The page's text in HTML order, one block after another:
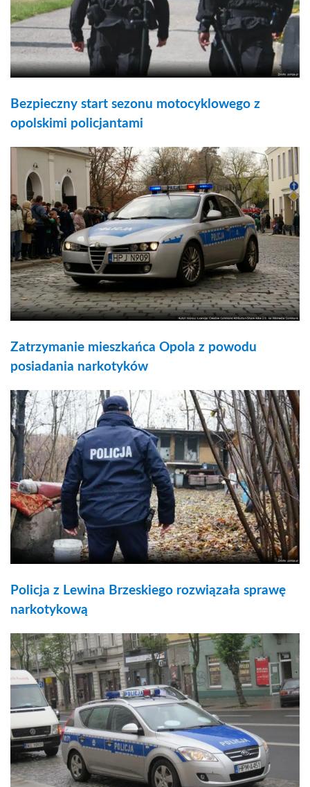
Bezpieczny start sezonu motocyklowego z
opolskimi policjantami
Zatrzymanie mieszkańca Opola z powodu
posiadania narkotyków
Policja z Lewina Brzeskiego rozwiązała sprawę
narkotykową